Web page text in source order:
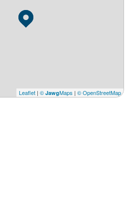
Leaflet | © JawgMaps | © OpenStreetMap